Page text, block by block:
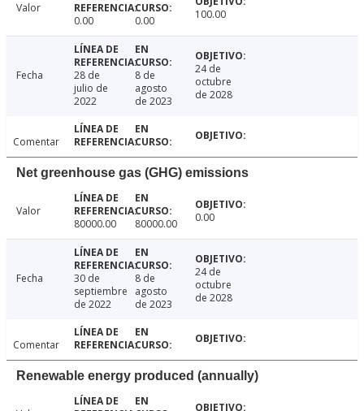
Valor
0.00
0.00 100.00
Fecha
28 de
julio de
2022
8 de
agosto
de 2023
24 de
octubre
de 2028
Comentar
Net greenhouse gas (GHG) emissions
Valor
80000.00
80000.00 0.00
Fecha
30 de
septiembre
de 2022
8 de
agosto
de 2023
24 de
octubre
de 2028
Comentar
Renewable energy produced (annually)